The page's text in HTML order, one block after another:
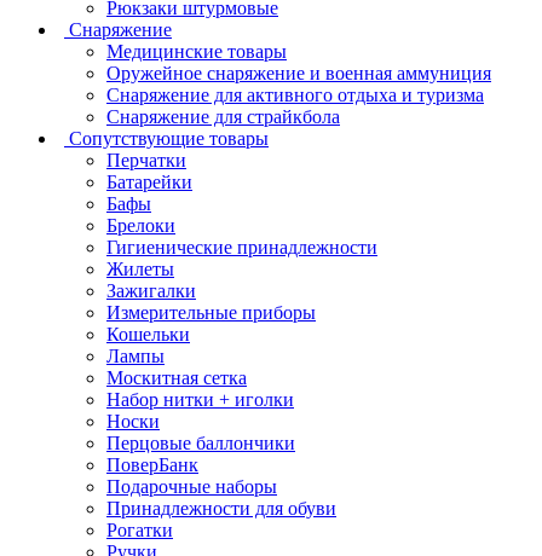
Рюкзаки штурмовые
Снаряжение
Медицинские товары
Оружейное снаряжение и военная аммуниция
Снаряжение для активного отдыха и туризма
Снаряжение для страйкбола
Сопутствующие товары
Перчатки
Батарейки
Бафы
Брелоки
Гигиенические принадлежности
Жилеты
Зажигалки
Измерительные приборы
Кошельки
Лампы
Москитная сетка
Набор нитки + иголки
Носки
Перцовые баллончики
ПоверБанк
Подарочные наборы
Принадлежности для обуви
Рогатки